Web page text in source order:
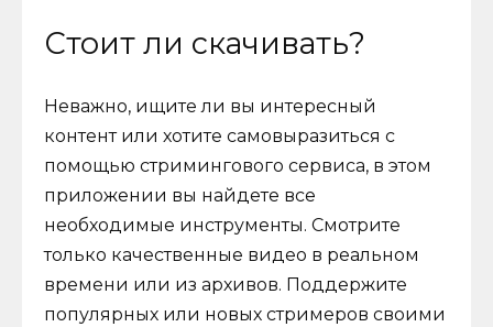
Стоит ли скачивать?
Неважно, ищите ли вы интересный
контент или хотите самовыразиться с
помощью стримингового сервиса, в этом
приложении вы найдете все
необходимые инструменты. Смотрите
только качественные видео в реальном
времени или из архивов. Поддержите
популярных или новых стримеров своими